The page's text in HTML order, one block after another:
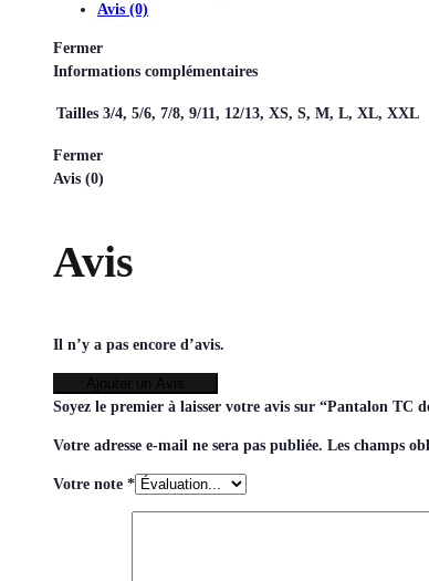
Avis (0)
Fermer
Informations complémentaires
Tailles 3/4, 5/6, 7/8, 9/11, 12/13, XS, S, M, L, XL, XXL
Fermer
Avis (0)
Avis
Il n’y a pas encore d’avis.
Soyez le premier à laisser votre avis sur “Pantalon TC
Votre adresse e-mail ne sera pas publiée. Les champs
Votre note *